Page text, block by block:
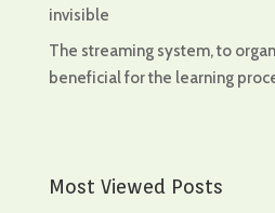
invisible
The streaming system, to
beneficial for the learning
Most Viewed Posts